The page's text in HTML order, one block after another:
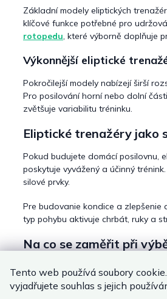
Tento web používá soubory
vyjadřujete souhlas s jejich
Základní modely eliptických
klíčové funkce potřebné pro
rotopedu, které výborně doplňuje
Výkonnější eliptické
Pokročilejší modely nabízejí širší
Pro posilování horní nebo dolní
zvětšuje variabilitu tréninku.
Eliptické trenažéry jako
Pokud budujete domácí posilovnu,
poskytuje vyvážený a účinný
silové prvky.
Pre budovanie kondice a
typ pohybu aktivuje chrbát, ruky a
Na co se zaměřit při
🎯 Rozsah odporu
podle
🪑
Pohodlný a plynulý krok
📏 Velikost strojepodle